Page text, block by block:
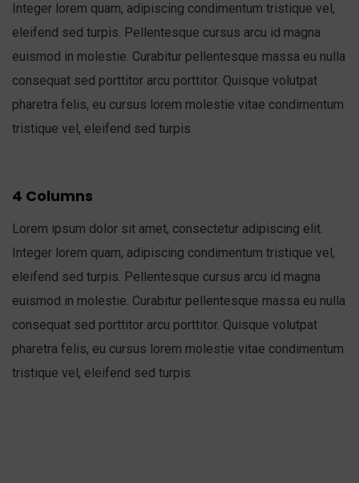
Integer lorem quam, adipiscing condimentum tristique vel,
eleifend sed turpis. Pellentesque cursus arcu id magna
euismod in molestie. Curabitur pellentesque massa eu nulla
consequat sed porttitor arcu porttitor. Quisque volutpat
pharetra felis, eu cursus lorem molestie vitae condimentum
tristique vel, eleifend sed turpis.
4 Columns
Lorem ipsum dolor sit amet, consectetur adipiscing elit.
Integer lorem quam, adipiscing condimentum tristique vel,
eleifend sed turpis. Pellentesque cursus arcu id magna
euismod in molestie. Curabitur pellentesque massa eu nulla
consequat sed porttitor arcu porttitor. Quisque volutpat
pharetra felis, eu cursus lorem molestie vitae condimentum
tristique vel, eleifend sed turpis.